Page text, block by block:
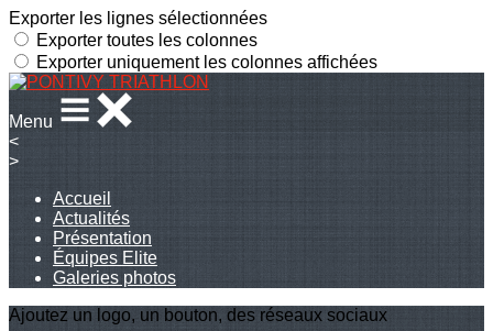
Exporter les lignes sélectionnées
Exporter toutes les colonnes
Exporter uniquement les colonnes affichées
Menu
<
>
Accueil
Actualités
Présentation
Équipes Elite
Galeries photos
Ajoutez un logo, un bouton, des réseaux sociaux